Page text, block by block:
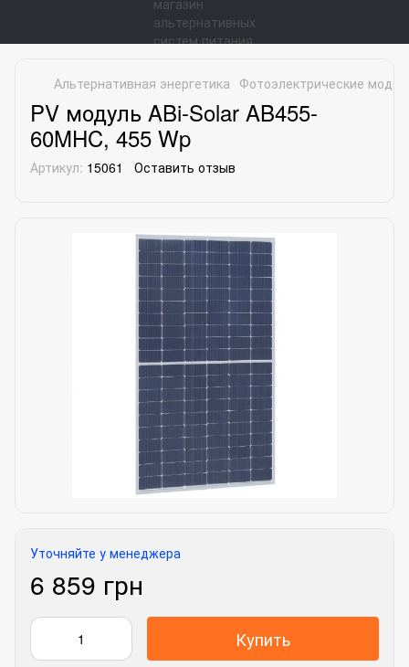
Альтернативная энергетика Фотоэлектрические
PV модуль ABi-Solar AB455-
60MHC, 455 Wp
Артикул: 15061 Оставить отзыв
Уточняйте у менеджера
6 859 грн
Купить